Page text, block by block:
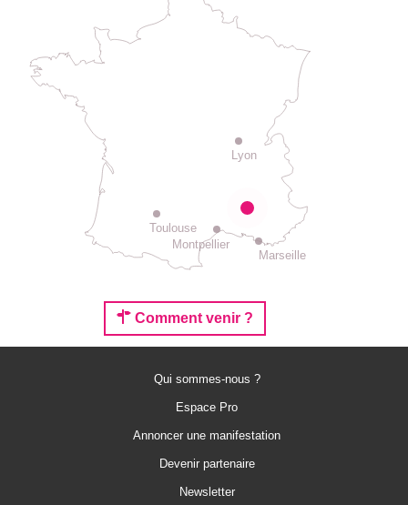
Lyon
Montpellier
Toulouse
Marseille
Comment venir ?
Qui sommes-nous ?
Espace Pro
Annoncer une manifestation
Devenir partenaire
Newsletter